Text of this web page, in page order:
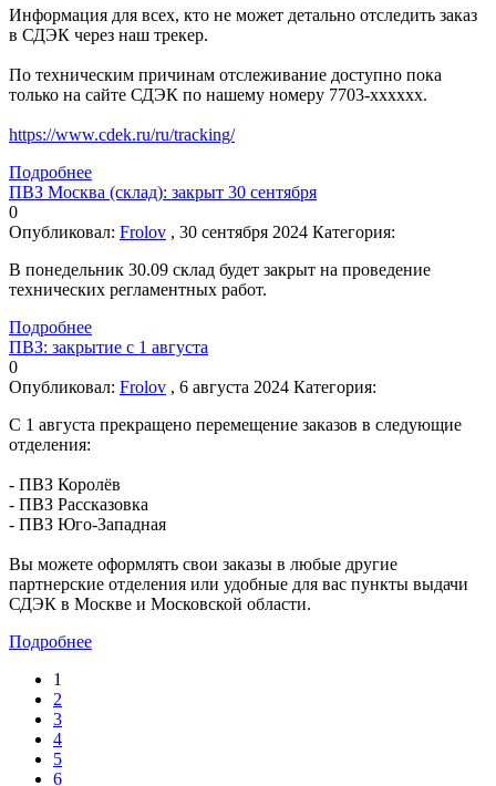
Информация для всех, кто не может детально отследить заказ
в СДЭК через наш трекер.
По техническим причинам отслеживание доступно пока
только на сайте СДЭК по нашему номеру 7703-хххххх.
https://www.cdek.ru/ru/tracking/
Подробнее
ПВЗ Москва (склад): закрыт 30 сентября
0
Опубликовал: Frolov , 30 сентября 2024 Категория:
В понедельник 30.09 склад будет закрыт на проведение
технических регламентных работ.
Подробнее
ПВЗ: закрытие с 1 августа
0
Опубликовал: Frolov , 6 августа 2024 Категория:
С 1 августа прекращено перемещение заказов в следующие
отделения:
- ПВЗ Королёв
- ПВЗ Рассказовка
- ПВЗ Юго-Западная
Вы можете оформлять свои заказы в любые другие
партнерские отделения или удобные для вас пункты выдачи
СДЭК в Москве и Московской области.
Подробнее
1
2
3
4
5
6